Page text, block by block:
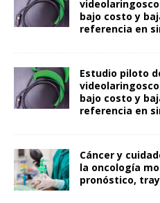
bajo costo y
referencia en
Estudio piloto
bajo costo y
referencia en
Cáncer y
la oncología
pronóstico,